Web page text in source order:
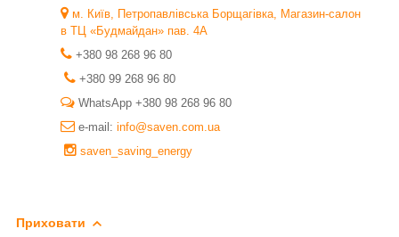
м. Київ, Петропавлівська Борщагівка, Магазин-салон
в ТЦ «Будмайдан» пав. 4А
+380 98 268 96 80
+380 99 268 96 80
WhatsApp +380 98 268 96 80
e-mail: info@saven.com.ua
saven_saving_energy
Приховати